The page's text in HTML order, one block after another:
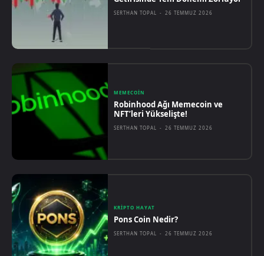
SERTHAN TOPAL - 26 TEMMUZ 2026
MEMECOIN
Robinhood Ağı Memecoin ve
NFT’leri Yükselişte!
SERTHAN TOPAL - 26 TEMMUZ 2026
KRIPTO HAYAT
Pons Coin Nedir?
SERTHAN TOPAL - 26 TEMMUZ 2026